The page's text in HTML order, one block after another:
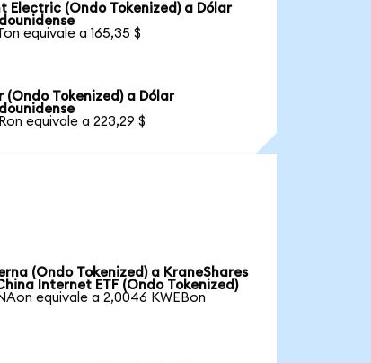
Electric (Ondo Tokenized) a Dólar
equivale a 165,35 $
(Ondo Tokenized) a Dólar
equivale a 223,29 $
(Ondo Tokenized) a KraneShares
Internet ETF (Ondo Tokenized)
equivale a 2,0046 KWEBon